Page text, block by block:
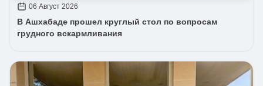
06 Август 2026
В Ашхабаде прошел круглый стол по вопросам
грудного вскармливания